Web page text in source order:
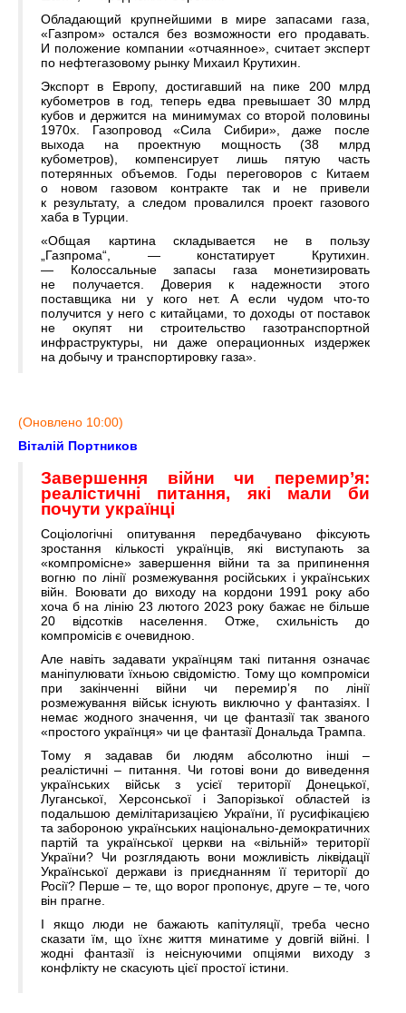
Обладающий крупнейшими в мире запасами газа,
«Газпром» остался без возможности его продавать.
И положение компании «отчаянное», считает эксперт
по нефтегазовому рынку Михаил Крутихин.
Экспорт в Европу, достигавший на пике 200 млрд
кубометров в год, теперь едва превышает 30 млрд
кубов и держится на минимумах со второй половины
1970х. Газопровод «Сила Сибири», даже после
выхода на проектную мощность (38 млрд
кубометров), компенсирует лишь пятую часть
потерянных объемов. Годы переговоров с Китаем
о новом газовом контракте так и не привели
к результату, а следом провалился проект газового
хаба в Турции.
«Общая картина складывается не в пользу
„Газпрома“, — констатирует Крутихин.
— Колоссальные запасы газа монетизировать
не получается. Доверия к надежности этого
поставщика ни у кого нет. А если чудом что-то
получится у него с китайцами, то доходы от поставок
не окупят ни строительство газотранспортной
инфраструктуры, ни даже операционных издержек
на добычу и транспортировку газа».
(Оновлено 10:00)
Віталій Портников
Завершення війни чи перемир’я:
реалістичні питання, які мали би
почути українці
Соціологічні опитування передбачувано фіксують
зростання кількості українців, які виступають за
«компромісне» завершення війни та за припинення
вогню по лінії розмежування російських і українських
війн. Воювати до виходу на кордони 1991 року або
хоча б на лінію 23 лютого 2023 року бажає не більше
20 відсотків населення. Отже, схильність до
компромісів є очевидною.
Але навіть задавати українцям такі питання означає
маніпулювати їхньою свідомістю. Тому що компроміси
при закінченні війни чи перемирʼя по лінії
розмежування військ існують виключно у фантазіях. І
немає жодного значення, чи це фантазії так званого
«простого українця» чи це фантазії Дональда Трампа.
Тому я задавав би людям абсолютно інші –
реалістичні – питання. Чи готові вони до виведення
українських військ з усієї території Донецької,
Луганської, Херсонської і Запорізької областей із
подальшою демілітаризацією України, її русифікацією
та забороною українських національно-демократичних
партій та української церкви на «вільній» території
України? Чи розглядають вони можливість ліквідації
Української держави із приєднанням її території до
Росії? Перше – те, що ворог пропонує, друге – те, чого
він прагне.
І якщо люди не бажають капітуляції, треба чесно
сказати їм, що їхнє життя минатиме у довгій війні. І
жодні фантазії із неіснуючими опціями виходу з
конфлікту не скасують цієї простої істини.